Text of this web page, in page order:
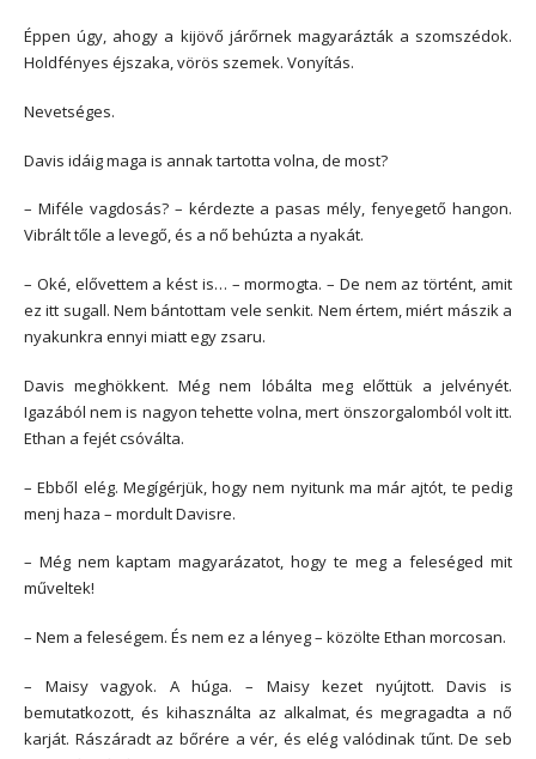
Éppen úgy, ahogy a kijövő járőrnek magyarázták a szomszédok.
Holdfényes éjszaka, vörös szemek. Vonyítás.
Nevetséges.
Davis idáig maga is annak tartotta volna, de most?
– Miféle vagdosás? – kérdezte a pasas mély, fenyegető hangon.
Vibrált tőle a levegő, és a nő behúzta a nyakát.
– Oké, elővettem a kést is… – mormogta. – De nem az történt, amit
ez itt sugall. Nem bántottam vele senkit. Nem értem, miért mászik a
nyakunkra ennyi miatt egy zsaru.
Davis meghökkent. Még nem lóbálta meg előttük a jelvényét.
Igazából nem is nagyon tehette volna, mert önszorgalomból volt itt.
Ethan a fejét csóválta.
– Ebből elég. Megígérjük, hogy nem nyitunk ma már ajtót, te pedig
menj haza – mordult Davisre.
– Még nem kaptam magyarázatot, hogy te meg a feleséged mit
műveltek!
– Nem a feleségem. És nem ez a lényeg – közölte Ethan morcosan.
– Maisy vagyok. A húga. – Maisy kezet nyújtott. Davis is
bemutatkozott, és kihasználta az alkalmat, és megragadta a nő
karját. Rászáradt az bőrére a vér, és elég valódinak tűnt. De seb